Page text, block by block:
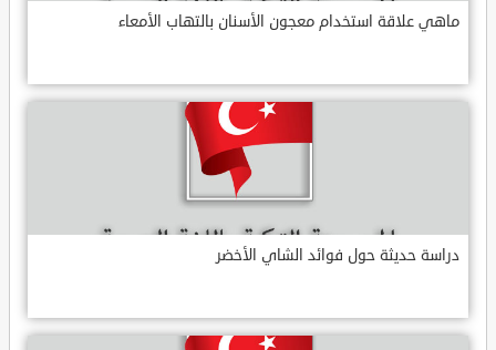
ماهي علاقة استخدام معجون الأسنان بالتهاب الأمعاء
دراسة حديثة حول فوائد الشاي الأخضر